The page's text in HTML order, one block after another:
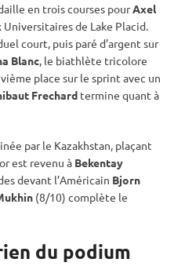
en trois courses pourAxel
Universitaires de Lake Placid.
court, puis paré d’argent sur
Blanc, le biathlète tricolore
place sur le sprint avec un
Frechard termine quant à
par le Kazakhstan, plaçant
est revenu à Bekentay
devant l’Américain Bjorn
(8/10) complète le
du podium